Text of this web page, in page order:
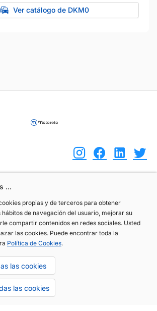
Ver catálogo de DKM0
...
propias y de terceros para obtener
de navegación del usuario, mejorar su
compartir contenidos en redes sociales. Usted
las cookies. Puede encontrar toda la
Política de Cookies.
las cookies
las cookies
...
propias y de terceros para obtener
de navegación del usuario, mejorar su
compartir contenidos en redes sociales. Usted
las cookies. Puede encontrar toda la
Política de Cookies.
las cookies
las cookies
info@motoreto.com
de cookies